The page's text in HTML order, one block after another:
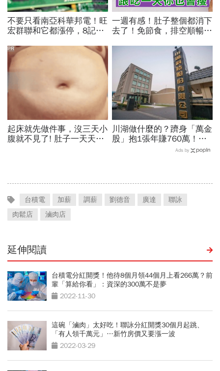
不要只看南亞科華邦電！旺
宏群聯和它都漲停，8記憶
說時間就在今天，牛肉大塊
嗎
一週有感！肚子整個都消下
去了！免節食，排空順暢就
起床就先做件事，沒三天小
腹就不見了! 肚子一天天變
PR
川湖做什麼的？躋身「萬金
股」抱1張年賺760萬！傳
產鐵工廠如何翻身「只有兩
Ads by
台積電 加薪 調薪 劉德音 廣達
聯詠
肉鬆店
滷肉店
延伸閱讀
台積電分紅開獎！他待8個月領44個月上看266萬？前
輩「算給你看」：資深的300萬不是夢
2022-11-30
這碗「滷肉」太好吃！聯詠分紅開獎30個月起跳、
「有人領千萬元」…新竹房價又要漲一波
2022-03-29